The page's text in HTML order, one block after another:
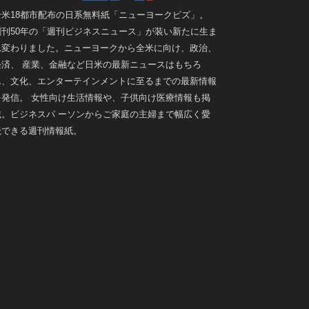
18都市配布の日系無料紙「ニューヨークビズ」。
50年の「週刊ビジネスニュース」が装い新たに生ま
わりました。ニューヨークから全米に向け、政治、
、 産業、金融など日米の最新ニュースはもちろ
文化、エンターテインメントに至るまでの最新情報
信。 女性向け生活情報や、子供向け医療情報も掲
ビジネスパ ーソンからご家庭の主婦まで幅広く愛
きる週刊情報紙。